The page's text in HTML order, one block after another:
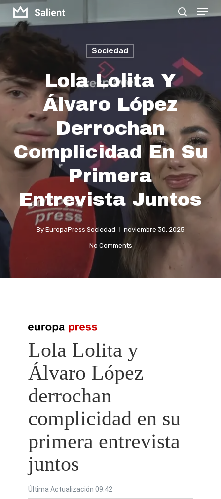
Skip
to
Menu
Sociedad
Lola Lolita Y
Álvaro López
Derrochan
Complicidad En Su
Primera
Entrevista Juntos
By EuropaPress Sociedad noviembre 30, 2025
No Comments